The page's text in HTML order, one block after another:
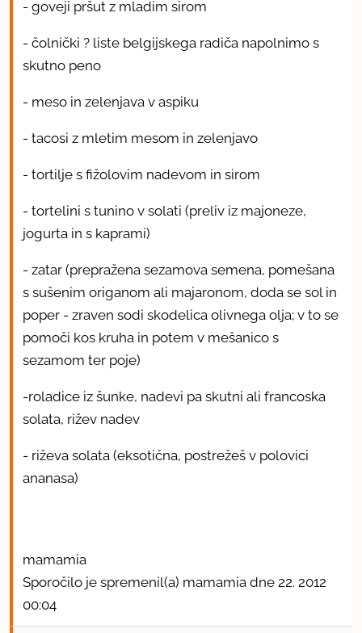
- goveji pršut z mladim sirom
- čolnički ? liste belgijskega radiča napolnimo s
skutno peno
- meso in zelenjava v aspiku
- tacosi z mletim mesom in zelenjavo
- tortilje s fižolovim nadevom in sirom
- tortelini s tunino v solati (preliv iz majoneze,
jogurta in s kaprami)
- zatar (prepražena sezamova semena, pomešana
s sušenim origanom ali majaronom, doda se sol in
poper - zraven sodi skodelica olivnega olja; v to se
pomoči kos kruha in potem v mešanico s
sezamom ter poje)
-roladice iz šunke, nadevi pa skutni ali francoska
solata, rižev nadev
- riževa solata (eksotična, postrežeš v polovici
ananasa)
mamamia
Sporočilo je spremenil(a) mamamia dne 22. 2012
00:04